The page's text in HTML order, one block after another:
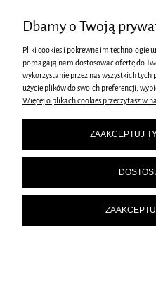
ZESTAW NOŻY BERLINGER HAUS
Dbamy o Twoją
Pliki cookies i pokrewne im technologie
pomagają nam dostosować ofertę do
wykorzystanie przez nas wszystkich
użycie plików do swoich preferencji,
Więcej o plikach cookies przeczytasz w
ZAAKCEPTUJ